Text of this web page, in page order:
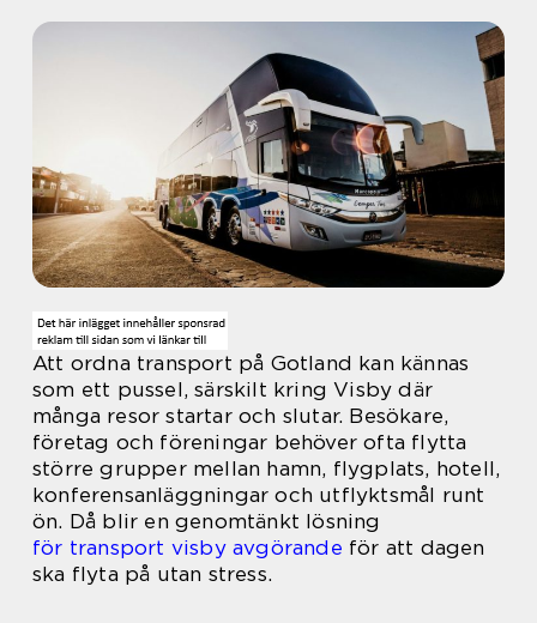
Att ordna transport på Gotland kan kännas
som ett pussel, särskilt kring Visby där
många resor startar och slutar. Besökare,
företag och föreningar behöver ofta flytta
större grupper mellan hamn, flygplats, hotell,
konferensanläggningar och utflyktsmål runt
ön. Då blir en genomtänkt lösning
för transport visby avgörande för att dagen
ska flyta på utan stress.